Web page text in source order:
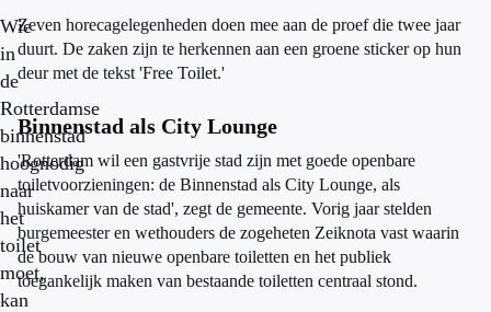
Wie
in
de
Rotterdamse
binnenstad
hoognodig
naar
het
toilet
moet,
kan
Zeven horecagelegenheden doen mee aan de proef die twee jaar
duurt. De zaken zijn te herkennen aan een groene sticker op hun
deur met de tekst 'Free Toilet.'
Binnenstad als City Lounge
'Rotterdam wil een gastvrije stad zijn met goede openbare
toiletvoorzieningen: de Binnenstad als City Lounge, als
huiskamer van de stad', zegt de gemeente. Vorig jaar stelden
burgemeester en wethouders de zogeheten Zeiknota vast waarin
de bouw van nieuwe openbare toiletten en het publiek
toegankelijk maken van bestaande toiletten centraal stond.